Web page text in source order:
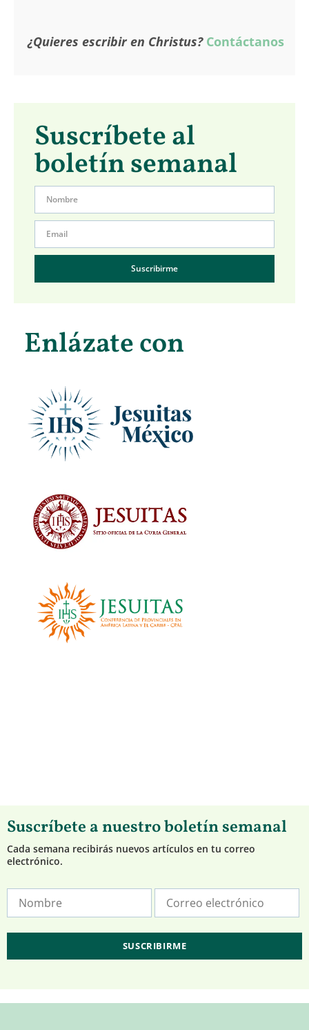
¿Quieres escribir en Christus? Contáctanos
Suscríbete al
boletín semanal
Suscribirme
Enlázate con
Suscríbete a nuestro boletín semanal
Cada semana recibirás nuevos artículos en tu correo
electrónico.